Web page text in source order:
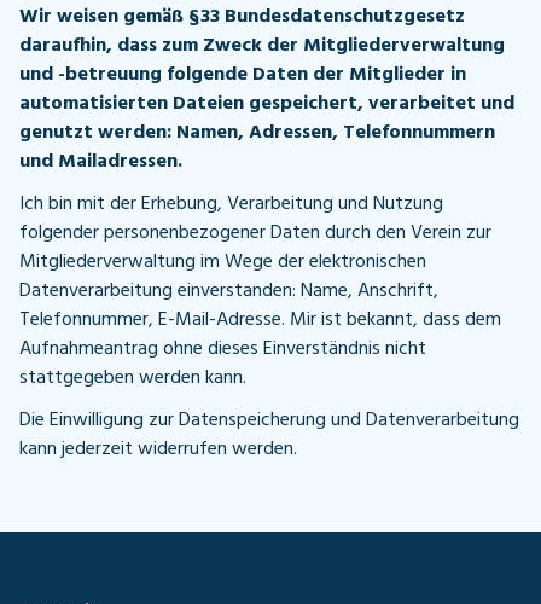
Wir weisen gemäß §33 Bundesdatenschutzgesetz
daraufhin, dass zum Zweck der Mitgliederverwaltung
und -betreuung folgende Daten der Mitglieder in
automatisierten Dateien gespeichert, verarbeitet und
genutzt werden: Namen, Adressen, Telefonnummern
und Mailadressen.
Ich bin mit der Erhebung, Verarbeitung und Nutzung
folgender personenbezogener Daten durch den Verein zur
Mitgliederverwaltung im Wege der elektronischen
Datenverarbeitung einverstanden: Name, Anschrift,
Telefonnummer, E-Mail-Adresse. Mir ist bekannt, dass dem
Aufnahmeantrag ohne dieses Einverständnis nicht
stattgegeben werden kann.
Die Einwilligung zur Datenspeicherung und Datenverarbeitung
kann jederzeit widerrufen werden.